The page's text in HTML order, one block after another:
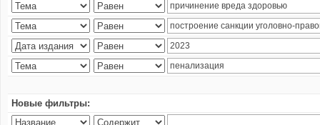
Новые фильтры: